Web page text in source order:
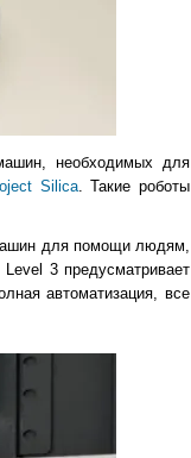
необходимых для
Silica. Такие роботы
для помощи людям,
3 предусматривает
автоматизация, все